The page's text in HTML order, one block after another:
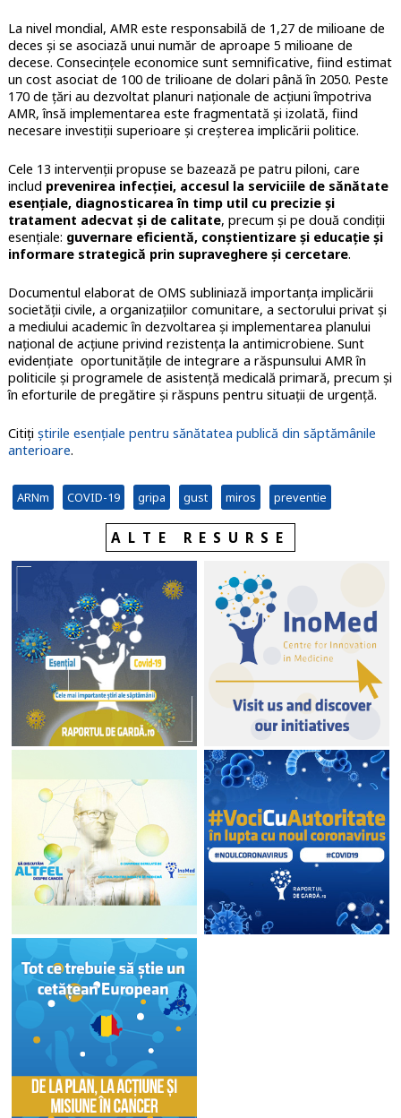
La nivel mondial, AMR este responsabilă de 1,27 de milioane de
deces şi se asociază unui număr de aproape 5 milioane de
decese. Consecinţele economice sunt semnificative, fiind estimat
un cost asociat de 100 de trilioane de dolari până în 2050. Peste
170 de ţări au dezvoltat planuri naţionale de acţiuni împotriva
AMR, însă implementarea este fragmentată şi izolată, fiind
necesare investiţii superioare şi creşterea implicării politice.
Cele 13 intervenții propuse se bazează pe patru piloni, care
includ prevenirea infecţiei, accesul la serviciile de sănătate
esenţiale, diagnosticarea în timp util cu precizie şi
tratament adecvat şi de calitate, precum şi pe două condiţii
esenţiale: guvernare eficientă, conştientizare şi educaţie şi
informare strategică prin supraveghere şi cercetare.
Documentul elaborat de OMS subliniază importanța implicării
societății civile, a organizațiilor comunitare, a sectorului privat și
a mediului academic în dezvoltarea și implementarea planului
național de acțiune privind rezistenţa la antimicrobiene. Sunt
evidenţiate oportunitățile de integrare a răspunsului AMR în
politicile și programele de asistență medicală primară, precum și
în eforturile de pregătire și răspuns pentru situații de urgență.
Citiți știrile esențiale pentru sănătatea publică din săptămânile
anterioare.
ARNm COVID-19 gripa gust miros preventie
ALTE RESURSE